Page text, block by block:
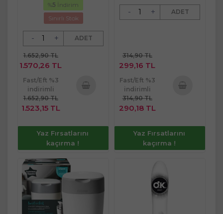
%5 İndirim
Sınırlı Stok
- + ADET
1.652,90 TL
1.570,26 TL
Fast/Eft %3
indirimli
1.652,90 TL
1.523,15 TL
Yaz Fırsatlarını
kaçırma !
- + ADET
314,90 TL
299,16 TL
Fast/Eft %3
indirimli
314,90 TL
290,18 TL
Yaz Fırsatlarını
kaçırma !